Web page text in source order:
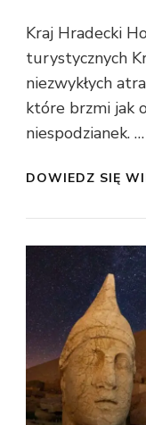
Kraj Hradecki
turystycznych
niezwykłych
które brzmi jak
niespodzianek. …
DOWIEDZ SIĘ